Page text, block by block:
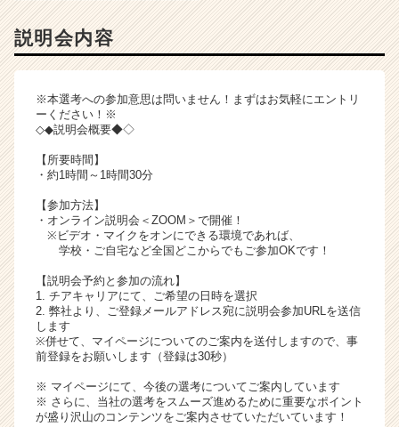
成
長
企
ス
ト
が
く
就
活
サ
イ
チ
ア
説明会内容
※本選考への参加意思は問いません！まずはお気軽にエントリ
ーください！※
◇◆説明会概要◆◇
【所要時間】
・約1時間～1時間30分
【参加方法】
・オンライン説明会＜ZOOM＞で開催！
※ビデオ・マイクをオンにできる環境であれば、
学校・ご自宅など全国どこからでもご参加OKです！
【説明会予約と参加の流れ】
1. チアキャリアにて、ご希望の日時を選択
2. 弊社より、ご登録メールアドレス宛に説明会参加URLを送信
します
※併せて、マイページについてのご案内を送付しますので、事
前登録をお願いします（登録は30秒）
※ マイページにて、今後の選考についてご案内しています
※ さらに、当社の選考をスムーズ進めるために重要なポイント
が盛り沢山のコンテンツをご案内させていただいています！